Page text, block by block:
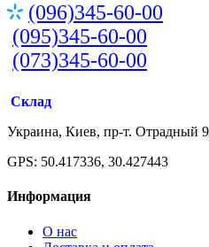
(096)345-60-00
(095)345-60-00
(073)345-60-00
Склад
Украина, Киев, пр-т. Отрадный
GPS: 50.417336, 30.427443
Информация
О нас